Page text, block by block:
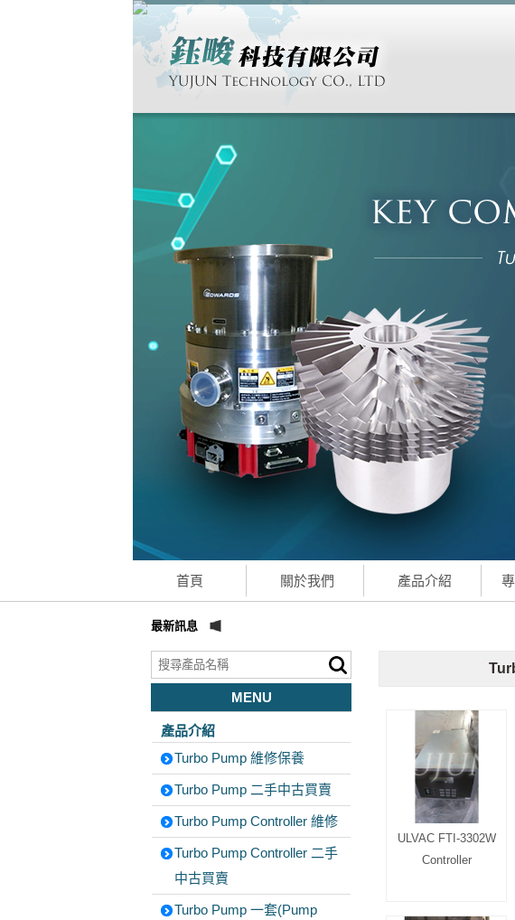
首頁 關於我們 產品介紹
最新訊息
MENU
產品介紹
Turbo Pump 維修保養
Turbo Pump 二手中古買賣
Turbo Pump Controller 維修
Turbo Pump Controller 二手
中古買賣
Turbo Pump 一套(Pump
ULVAC FTI-3302W
Controller